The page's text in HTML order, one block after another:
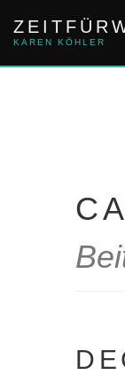
content
KAREN KÖHLER